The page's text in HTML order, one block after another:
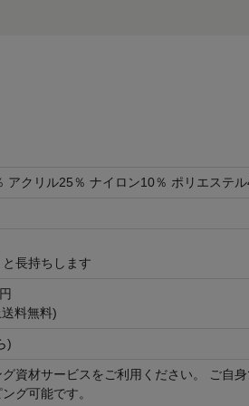
アクリル25％ ナイロン10％ ポリエステ
長持ちします
料無料)
)
資材サービスをご利用ください。 ご自
グ可能です。